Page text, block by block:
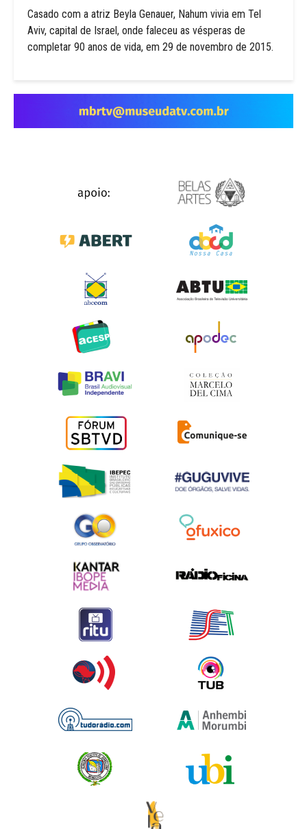
Casado com a atriz Beyla Genauer, Nahum vivia em Tel
Aviv, capital de Israel, onde faleceu as vésperas de
completar 90 anos de vida, em 29 de novembro de 2015.